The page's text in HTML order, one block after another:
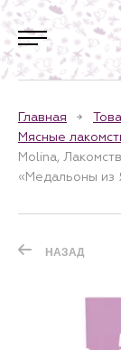
Главная
Мясные
Molina,
«Медальоны из
НАЗАД